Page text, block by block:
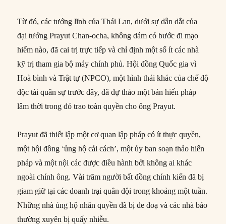
Từ đó, các tướng lĩnh của Thái Lan, dưới sự dẫn dắt của
đại tướng Prayut Chan-ocha, không dám có bước đi mạo
hiểm nào, đã cai trị trực tiếp và chỉ định một số ít các nhà
kỹ trị tham gia bộ máy chính phủ. Hội đồng Quốc gia vì
Hoà bình và Trật tự (NPCO), một hình thái khác của chế độ
độc tài quân sự trước đây, đã dự thảo một bản hiến pháp
lâm thời trong đó trao toàn quyền cho ông Prayut.
Prayut đã thiết lập một cơ quan lập pháp có ít thực quyền,
một hội đồng ‘ủng hộ cải cách’, một ủy ban soạn thảo hiến
pháp và một nội các được điều hành bởi không ai khác
ngoài chính ông. Vài trăm người bất đồng chính kiến đã bị
giam giữ tại các doanh trại quân đội trong khoảng một tuần.
Những nhà ủng hộ nhân quyền đã bị đe doạ và các nhà báo
thường xuyên bị quấy nhiễu.